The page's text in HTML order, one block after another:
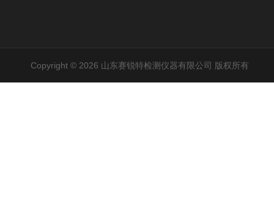
Copyright © 2026 山东赛锐特检测仪器有限公司 版权所有